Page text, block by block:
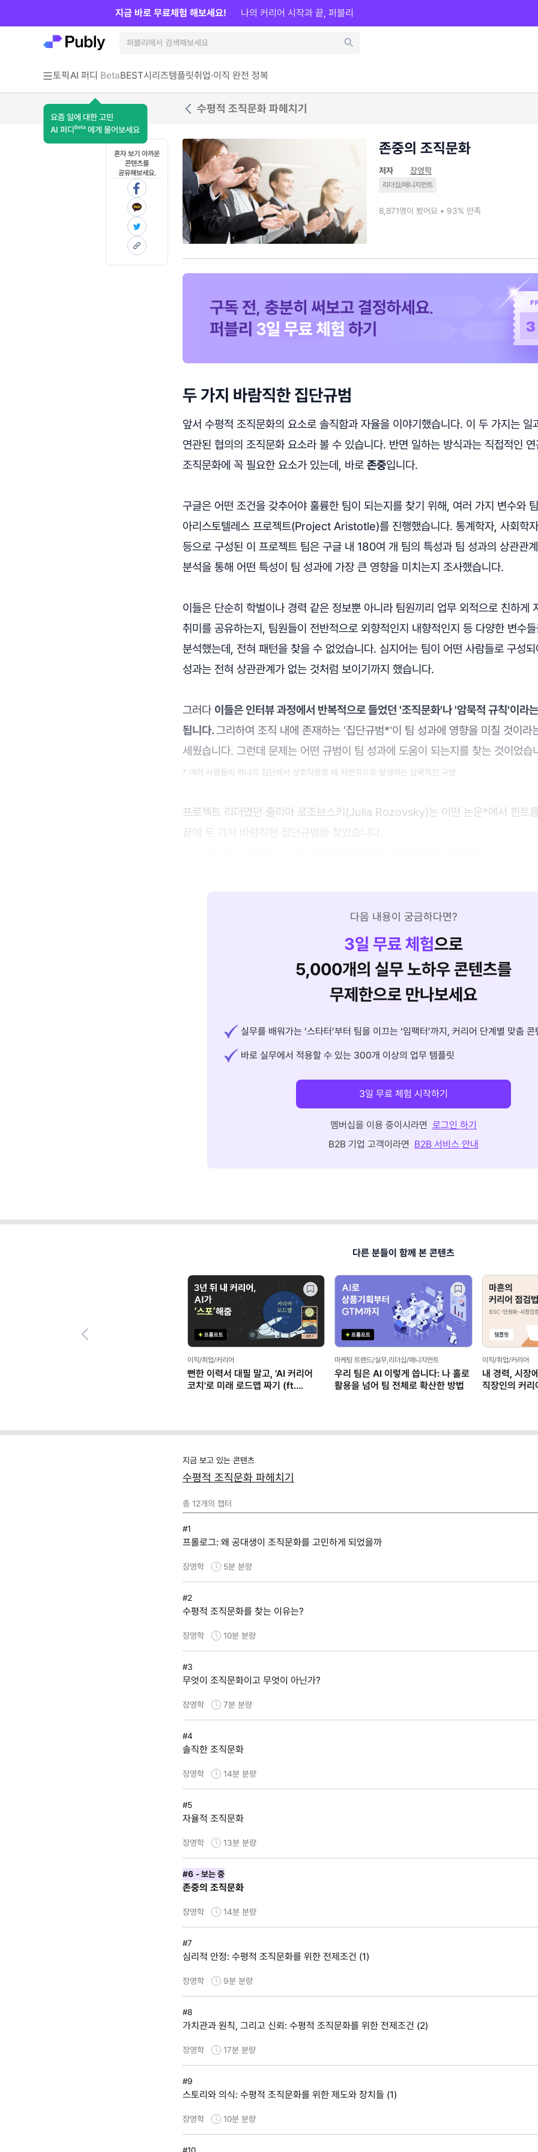
토픽AI 퍼디 Beta
요즘 일에 대한 고민
AI 퍼디 Beta 에게 물어보세요
BEST시리즈템플릿취업·이직 완전 정복
지금 바로 무료체험 해보세요! 나의 커리어 시작과 끝, 퍼블리
수평적 조직문화 파헤치기
혼자 보기 아까운
콘텐츠를
공유해보세요.
존중의 조직문화
저자 장영학
리더십/매니지먼트
8,871명이 봤어요 • 93% 만족
두 가지 바람직한 집단규범
앞서 수평적 조직문화의 요소로 솔직함과 자율을 이야기했습니다. 이 두 가지는 일
연관된 협의의 조직문화 요소라 볼 수 있습니다. 반면 일하는 방식과는 직접적인
조직문화에 꼭 필요한 요소가 있는데, 바로 존중입니다.
구글은 어떤 조건을 갖추어야 훌륭한 팀이 되는지를 찾기 위해, 여러 가지 변수와
아리스토텔레스 프로젝트(Project Aristotle)를 진행했습니다. 통계학자, 사회학
등으로 구성된 이 프로젝트 팀은 구글 내 180여 개 팀의 특성과 팀 성과의 상관관
분석을 통해 어떤 특성이 팀 성과에 가장 큰 영향을 미치는지 조사했습니다.
이들은 단순히 학벌이나 경력 같은 정보뿐 아니라 팀원끼리 업무 외적으로 친하게
취미를 공유하는지, 팀원들이 전반적으로 외향적인지 내향적인지 등 다양한 변수
분석했는데, 전혀 패턴을 찾을 수 없었습니다. 심지어는 팀이 어떤 사람들로 구성
성과는 전혀 상관관계가 없는 것처럼 보이기까지 했습니다.
그러다 이들은 인터뷰 과정에서 반복적으로 들었던 '조직문화'나 '암묵적 규칙'이라
됩니다.그리하여 조직 내에 존재하는 '집단규범*'이 팀 성과에 영향을 미칠 것이라
세웠습니다. 그런데 문제는 어떤 규범이 팀 성과에 도움이 되는지를 찾는 것이었습
* 여러 사람들이 하나의 집단에서 상호작용할 때 자연적으로 발생하는 암묵적인 규범
프로젝트 리더였던 줄리아 로조브스키(Julia Rozovsky)는 어떤 논문*에서 힌트
끝에 두 가지 바람직한 집단규범을 찾았습니다.
다음 내용이 궁금하다면?
3일 무료 체험으로
5,000개의 실무 노하우 콘텐츠를
무제한으로 만나보세요
실무를 배워가는 ‘스타터’부터 팀을 이끄는 ‘임팩터’까지, 커리어 단계별 맞춤
바로 실무에서 적용할 수 있는 300개 이상의 업무 템플릿
3일 무료 체험 시작하기
멤버십을 이용 중이시라면 로그인 하기
B2B 기업 고객이라면 B2B 서비스 안내
다른 분들이 함께 본 콘텐츠
이직/취업/커리어
뻔한 이력서 대필 말고, 'AI 커리어
코치'로 미래 로드맵 짜기 (ft.
마케팅 트렌드/실무,리더십/매니지먼트
우리 팀은 AI 이렇게 씁니다: 나 홀로
활용을 넘어 팀 전체로 확산한 방법
이직/취업/커리어
내 경력, 시장
직장인의 커리
지금 보고 있는 콘텐츠
수평적 조직문화 파헤치기
총 12개의 챕터
#1
프롤로그: 왜 공대생이 조직문화를 고민하게 되었을까
장영학 5분 분량
#2
수평적 조직문화를 찾는 이유는?
장영학 10분 분량
#3
무엇이 조직문화이고 무엇이 아닌가?
장영학 7분 분량
#4
솔직한 조직문화
장영학 14분 분량
#5
자율적 조직문화
장영학 13분 분량
#6 - 보는 중
존중의 조직문화
장영학 14분 분량
#7
심리적 안정: 수평적 조직문화를 위한 전제조건 (1)
장영학 9분 분량
#8
가치관과 원칙, 그리고 신뢰: 수평적 조직문화를 위한 전제조건 (2)
장영학 17분 분량
#9
스토리와 의식: 수평적 조직문화를 위한 제도와 장치들 (1)
장영학 10분 분량